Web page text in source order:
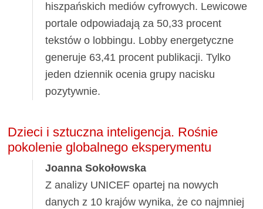
hiszpańskich mediów cyfrowych. Lewicowe
portale odpowiadają za 50,33 procent
tekstów o lobbingu. Lobby energetyczne
generuje 63,41 procent publikacji. Tylko
jeden dziennik ocenia grupy nacisku
pozytywnie.
Dzieci i sztuczna inteligencja. Rośnie
pokolenie globalnego eksperymentu
Joanna Sokołowska
Z analizy UNICEF opartej na nowych
danych z 10 krajów wynika, że co najmniej